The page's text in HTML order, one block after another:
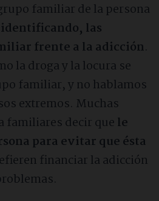
familiar de la persona
identificando, las
frente a la adicción.
la droga y la locura se
familiar, y no hablamos
extremos. Muchas
familiares decir que le
para evitar que ésta
financiar la adicción